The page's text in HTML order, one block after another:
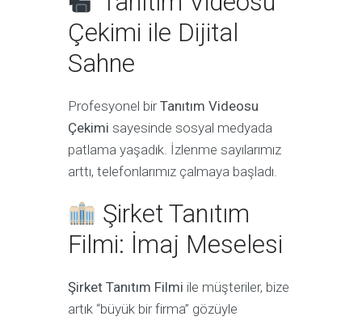
Çekimi ile Dijital
Sahne
Profesyonel birTanıtım Videosu
Çekimi sayesinde sosyal medyada
patlama yaşadık. İzlenme sayılarımız
arttı, telefonlarımız çalmaya başladı.
Şirket Tanıtım
Filmi: İmaj Meselesi
Şirket Tanıtım Filmi ile müşteriler, bize
artık “büyük bir firma” gözüyle